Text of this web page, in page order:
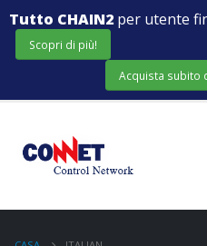
Tutto CHAIN2per utente
Scopri di più!
Acquista subito